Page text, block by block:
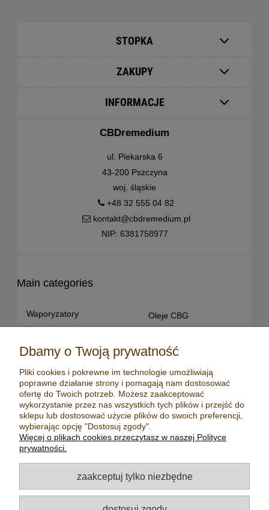
STOPKA
ZAKUPY
INFORMACJE
CBDremedium
ul. Piekarska 6
43-200 Pszczyna
woj. śląskie
+48 32 555 04 82
kontakt@cbdremedium.pl
NIP: 6381758977
Main categories
Waporyzatory
Waporyzatory
Waporyzatory manualne
Waporyzatory
stacjonarne
Premium vaporizers
Waporyzatory
konwekcyjne
Zestawy z
waporyzatorem
Oleje CBD 5%
Oleje CBG
Susz konopny
CBD dla zwierząt
Młynki/ Grindery
Zapalniczki
Maści konopne
Mydła konopne
Aromatyzery
Olejki eteryczne
Herbaty
Dbamy o Twoją prywatność
Pliki cookies i pokrewne im technologie umożliwiają
poprawne działanie strony i pomagają nam dostosować
ofertę do Twoich potrzeb. Możesz zaakceptować
wykorzystanie przez nas wszystkich tych plików i przejść do
sklepu lub dostosować użycie plików do swoich preferencji,
wybierając opcję "Dostosuj zgody".
Więcej o plikach cookies przeczytasz w naszej Polityce
prywatności.
zaakceptuj tylko niezbędne